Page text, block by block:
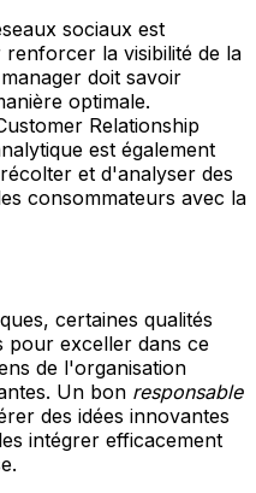
sociaux est
la visibilité de la
doit savoir
optimale.
Relationship
est également
et d'analyser des
consommateurs avec la
certaines qualités
pour exceller dans ce
de l'organisation
Un bon responsable
des idées innovantes
intégrer efficacement